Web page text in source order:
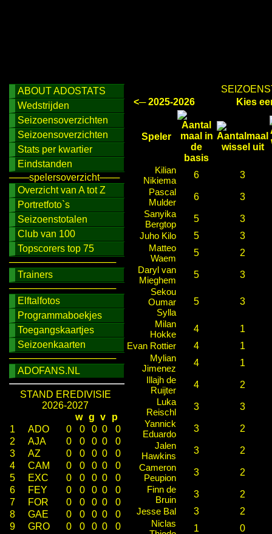
ABOUT ADOSTATS
Wedstrijden
Seizoensoverzichten
Seizoensoverzichten
Stats per kwartier
Eindstanden
───spelersoverzicht───
Overzicht van A tot Z
Portretfoto`s
Seizoenstotalen
Club van 100
Topscorers top 75
────────────────
Trainers
────────────────
Elftalfotos
Programmaboekjes
Toegangskaartjes
Seizoenkaarten
────────────────
ADOFANS.NL
STAND EREDIVISIE
2026-2027
w g v
p
1
ADO 0 0 0 0
0
2
AJA 0 0 0 0
0
3
AZ 0 0 0 0
0
4
CAM 0 0 0 0
0
5
EXC 0 0 0 0
0
6
FEY 0 0 0 0
0
7
FOR 0 0 0 0
0
8
GAE 0 0 0 0
0
9
GRO 0 0 0 0
0
<─ 2025-2026
Kies
Speler
Kilian
Nikiema
6
3
Pascal
Mulder
6
3
Sanyika
Bergtop
5
3
Juho Kilo
5
3
Matteo
Waem
5
2
Daryl van
Mieghem
5
3
Sekou
Oumar
Sylla
5 3
Milan
Hokke
4
1
Evan Rottier
4
1
Mylian
Jimenez
4
1
Illajh de
Ruijter
4
2
Luka
Reischl
3
3
Yannick
Eduardo
3
2
Jalen
Hawkins
3
2
Cameron
Peupion
3
2
Finn de
Bruin
3
2
Jesse Bal
3
2
Niclas
1
0